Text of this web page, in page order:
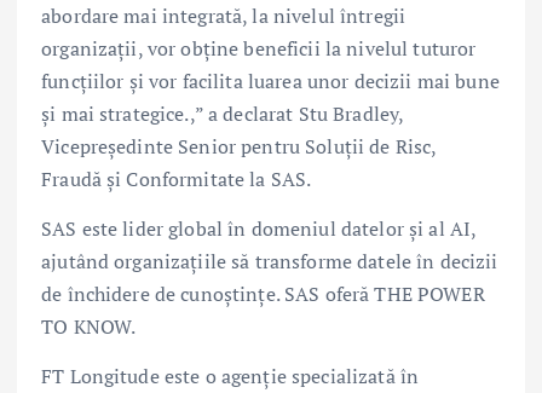
abordare mai integrată, la nivelul întregii
organizații, vor obține beneficii la nivelul tuturor
funcțiilor și vor facilita luarea unor decizii mai bune
și mai strategice.,” a declarat Stu Bradley,
Vicepreședinte Senior pentru Soluții de Risc,
Fraudă și Conformitate la SAS.
SAS este lider global în domeniul datelor și al AI,
ajutând organizațiile să transforme datele în decizii
de închidere de cunoștințe. SAS oferă THE POWER
TO KNOW.
FT Longitude este o agenție specializată în